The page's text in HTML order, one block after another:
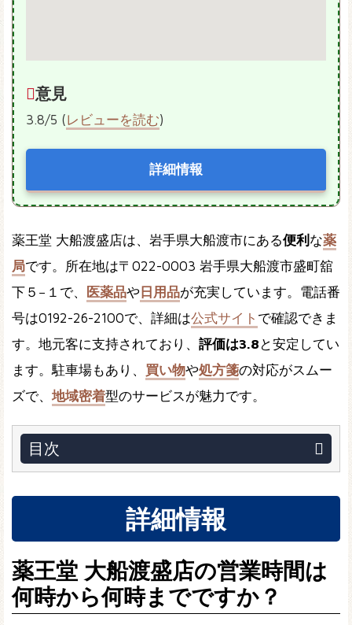
意見
3.8/5 (レビューを読む)
詳細情報
薬王堂 大船渡盛店は、岩手県大船渡市にある便利 な薬
局です。所在地は〒022-0003 岩手県大船渡市盛町舘
下５−１で、
医薬品や日用品が充実しています。電話番
号は0192-26-2100で、詳細は公式サイト で確認できま
す。地元客に支持されており、 評価は3.8 と安定してい
ます。駐車場もあり、 買い物や処方箋の対応がスムー
ズで、 地域密着型のサービスが魅力です。
目次
詳細情報
薬王堂 大船渡盛店の営業時間は
何時から何時までですか？